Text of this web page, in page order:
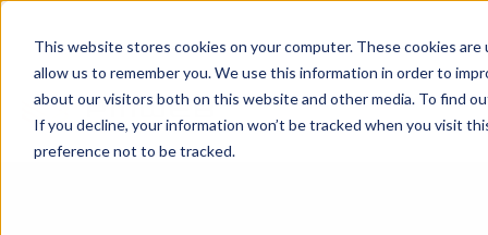
This website stores cookies on your computer. These cookies
allow us to remember you. We use this information in order to
about our visitors both on this website and other media. To find
If you decline, your information won’t be tracked when you visit
preference not to be tracked.